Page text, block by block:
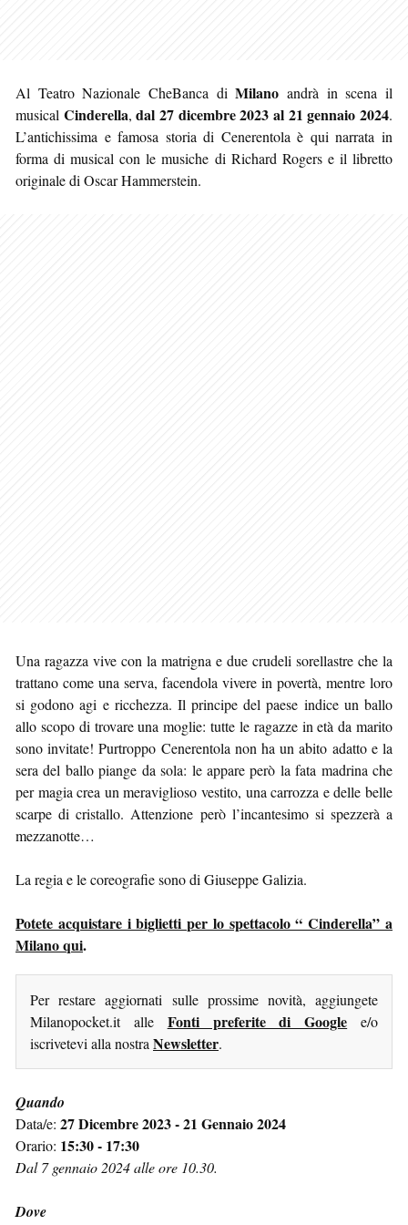
Al Teatro Nazionale CheBanca diMilano andrà in scena il
musical Cinderella,dal 27 dicembre 2023 al 21 gennaio 2024.
L’antichissima e famosa storia di Cenerentola è qui narrata in
forma di musical con le musiche di Richard Rogers e il libretto
originale di Oscar Hammerstein.
Una ragazza vive con la matrigna e due crudeli sorellastre che la
trattano come una serva, facendola vivere in povertà, mentre loro
si godono agi e ricchezza. Il principe del paese indice un ballo
allo scopo di trovare una moglie: tutte le ragazze in età da marito
sono invitate! Purtroppo Cenerentola non ha un abito adatto e la
sera del ballo piange da sola: le appare però la fata madrina che
per magia crea un meraviglioso vestito, una carrozza e delle belle
scarpe di cristallo. Attenzione però l’incantesimo si spezzerà a
mezzanotte…
La regia e le coreografie sono di Giuseppe Galizia.
Potete acquistare i biglietti per lo spettacolo “ Cinderella” a
Milano qui.
Per restare aggiornati sulle prossime novità, aggiungete
Milanopocket.it alle Fonti preferite di Google e/o
iscrivetevi alla nostra Newsletter.
Quando
Data/e: 27 Dicembre 2023 - 21 Gennaio 2024
Orario: 15:30 - 17:30
Dal 7 gennaio 2024 alle ore 10.30.
Dove